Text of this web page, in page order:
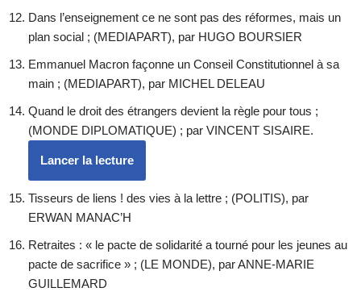
Dans l’enseignement ce ne sont pas des réformes, mais un
plan social ; (MEDIAPART), par HUGO BOURSIER
Emmanuel Macron façonne un Conseil Constitutionnel à sa
main ; (MEDIAPART), par MICHEL DELEAU
Quand le droit des étrangers devient la règle pour tous ;
(MONDE DIPLOMATIQUE) ; par VINCENT SISAIRE.
Lancer la lecture
Tisseurs de liens ! des vies à la lettre ; (POLITIS), par
ERWAN MANAC’H
Retraites : « le pacte de solidarité a tourné pour les jeunes au
pacte de sacrifice » ; (LE MONDE), par ANNE-MARIE
GUILLEMARD